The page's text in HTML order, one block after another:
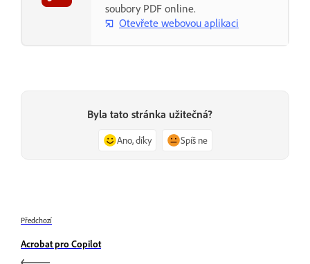
soubory PDF online.
Otevřete webovou aplikaci
Byla tato stránka užitečná?
Ano, díky Spíš ne
Předchozí
Acrobat pro Copilot